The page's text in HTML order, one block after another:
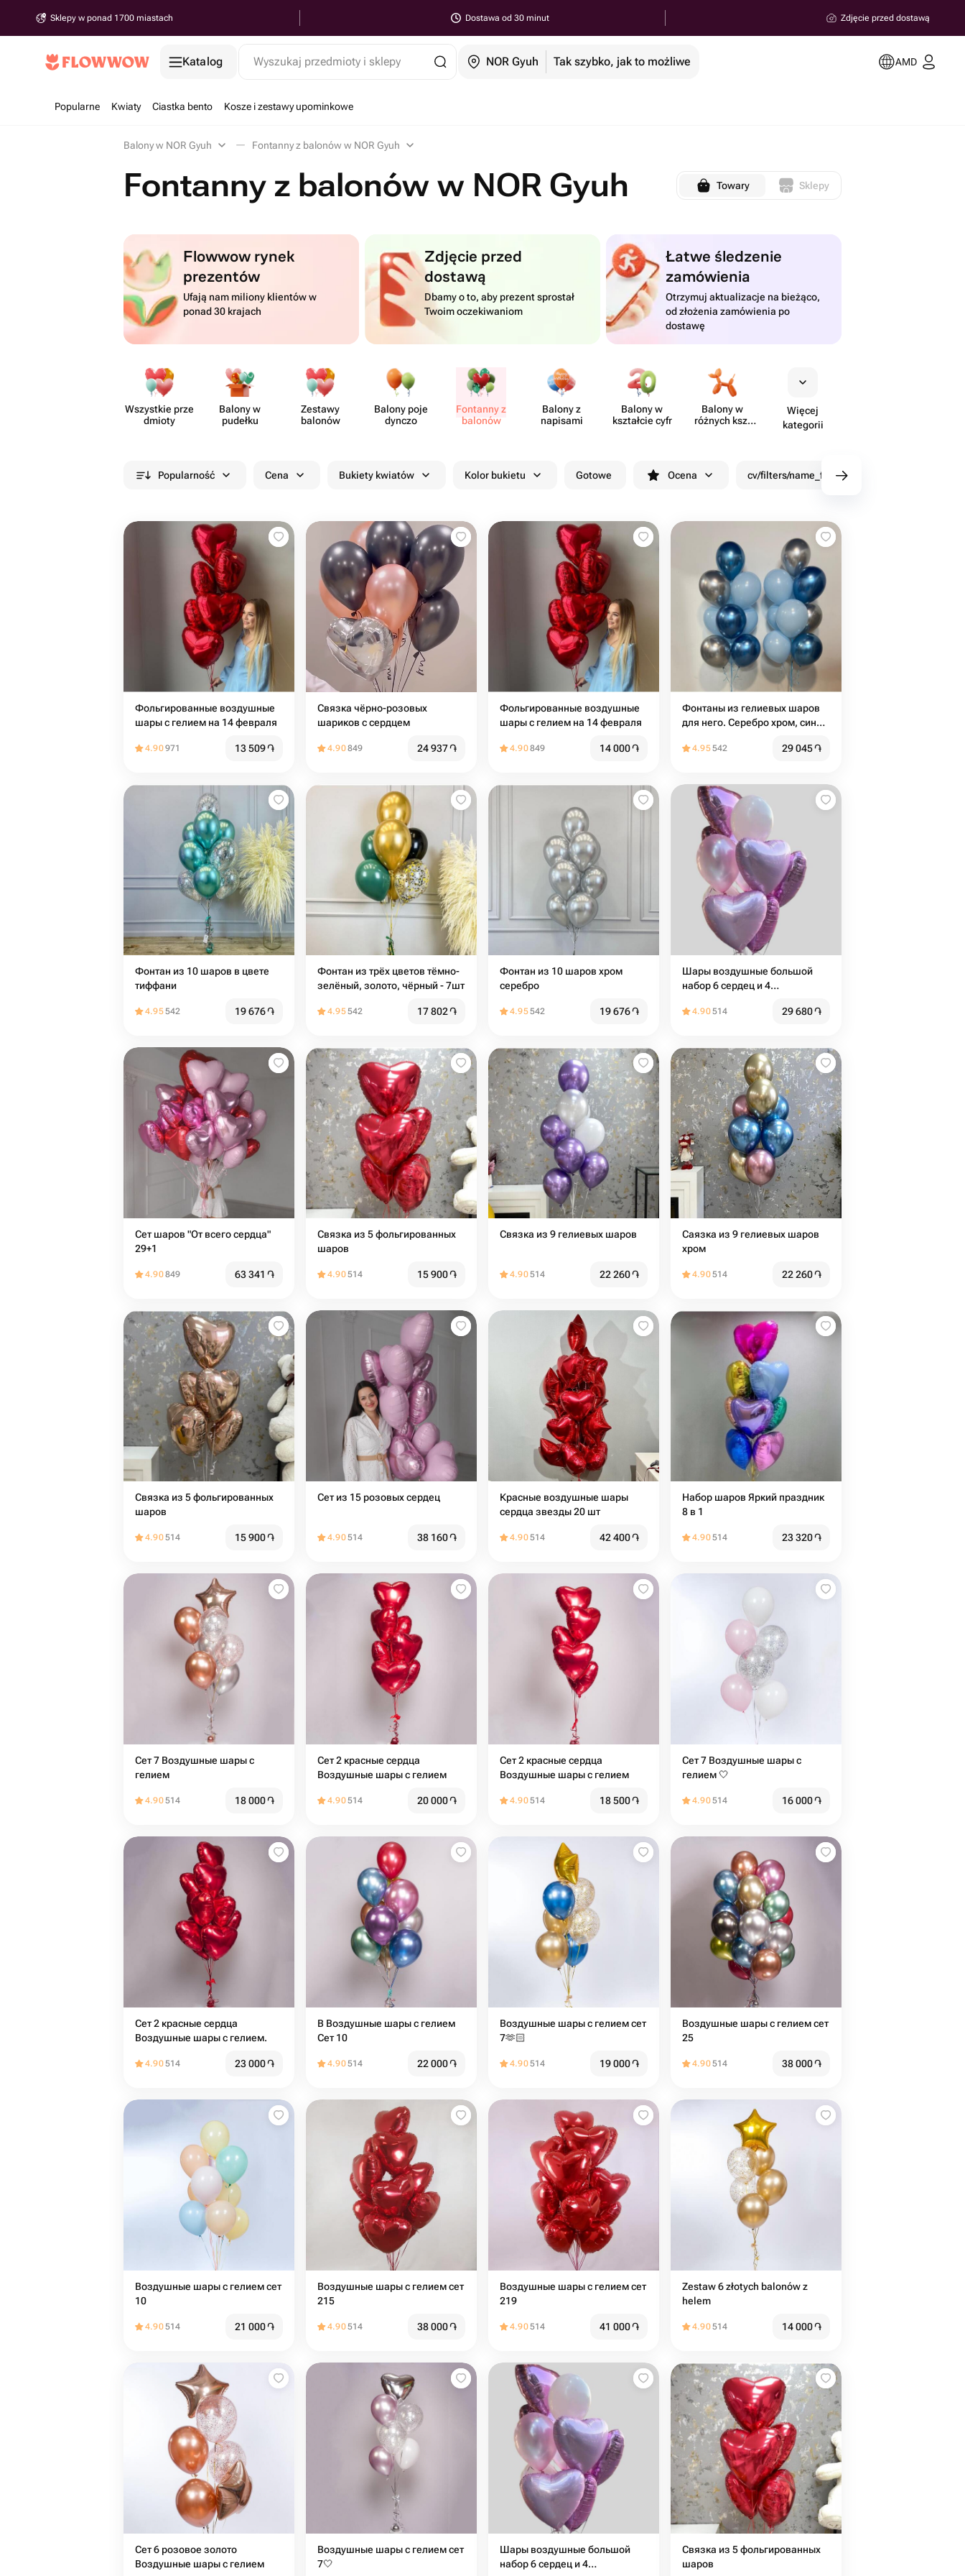
Sklepy w ponad 1700 miastach Dostawa od 30 minut Zdjęcie przed dostawą
Katalog Wyszukaj przedmioty i sklepy NOR Gyuh Tak szybko, jak to możliwe AMD
Popularne Kwiaty Ciastka bento Kosze i zestawy upominkowe
Balony w NOR Gyuh Fontanny z balonów w NOR Gyuh
Fontanny z balonów w NOR Gyuh Towary Sklepy
Flowwow rynek
prezentów
Ufają nam miliony klientów w
ponad 30 krajach
Zdjęcie przed
dostawą
Dbamy o to, aby prezent sprostał
Twoim oczekiwaniom
Łatwe śledzenie
zamówienia
Otrzymuj aktualizacje na bieżąco,
od złożenia zamówienia po
dostawę
Wszystkie prze​
dmioty
Balony w
pudełku
Zestawy
balonów
Balony poje​
dynczo
Fontanny z
balonów
Balony z
napisami
Balony w
kształcie cyfr
Balony w
różnych kszt​
Więcej
kategorii
Popularność Cena Bukiety kwiatów Kolor bukietu Gotowe Ocena cv/filters/name_fast_delivery
Фольгированные воздушные
шары с гелием на 14 февраля
4.90971 13 509֏
Связка чёрно-розовых
шариков с сердцем
4.90849 24 937֏
Фольгированные воздушные
шары с гелием на 14 февраля
4.90849 14 000֏
Фонтаны из гелиевых шаров
для него. Серебро хром, синий
4.95542 29 045֏
Фонтан из 10 шаров в цвете
тиффани
4.95542 19 676֏
Фонтан из трёх цветов тёмно-
зелёный, золото, чёрный - 7шт
4.95542 17 802֏
Фонтан из 10 шаров хром
серебро
4.95542 19 676֏
Шары воздушные большой
набор 6 сердец и 4
4.90514 29 680֏
Сет шаров "От всего сердца"
29+1
4.90849 63 341 ֏
Связка из 5 фольгированных
шаров
4.90514 15 900֏
Связка из 9 гелиевых шаров
4.90514 22 260֏
Саязка из 9 гелиевых шаров
хром
4.90514 22 260֏
Связка из 5 фольгированных
шаров
4.90514 15 900֏
Сет из 15 розовых сердец
4.90514 38 160֏
Красные воздушные шары
сердца звезды 20 шт
4.90514 42 400֏
Набор шаров Яркий праздник
8 в 1
4.90514 23 320֏
Сет 7 Воздушные шары с
гелием
4.90514 18 000֏
Сет 2 красные сердца
Воздушные шары с гелием
4.90514 20 000֏
Сет 2 красные сердца
Воздушные шары с гелием ️
4.90514 18 500֏
Сет 7 Воздушные шары с
гелием 🤍
4.90514 16 000֏
Сет 2 красные сердца
Воздушные шары с гелием.️️
4.90514 23 000֏
В Воздушные шары с гелием
Сет 10
4.90514 22 000֏
Воздушные шары с гелием сет
7🫶🏻
4.90514 19 000֏
Воздушные шары с гелием сет
25
4.90514 38 000֏
Воздушные шары с гелием сет
10
4.90514 21 000֏
Воздушные шары с гелием сет
215
4.90514 38 000֏
Воздушные шары с гелием сет
219
4.90514 41 000֏
Zestaw 6 złotych balonów z
helem
4.90514 14 000֏
Сет 6 розовое золото
Воздушные шары с гелием
Воздушные шары с гелием сет
7🤍
Шары воздушные большой
набор 6 сердец и 4
Связка из 5 фольгированных
шаров